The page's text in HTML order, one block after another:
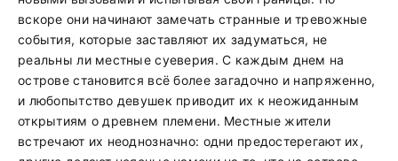
вскоре они начинают замечать странные и тревожные
события, которые заставляют их задуматься, не
реальны ли местные суеверия. С каждым днем на
острове становится всё более загадочно и напряженно,
и любопытство девушек приводит их к неожиданным
открытиям о древнем племени. Местные жители
встречают их неоднозначно: одни предостерегают их,